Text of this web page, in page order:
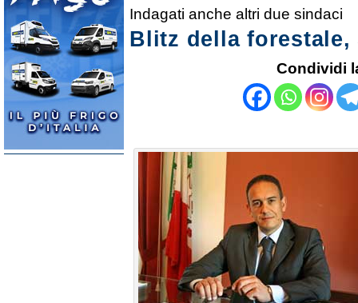
Indagati anche altri due sindaci
Blitz della
Condividi